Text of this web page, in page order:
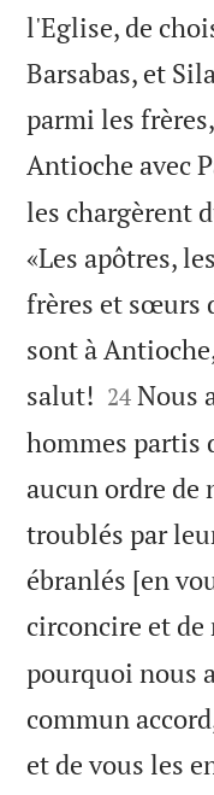
l'Eglise, de
Barsabas, et
parmi les
Antioche avec
les chargèrent
«Les apôtres,
frères et sœurs
sont à
salut! 

24 Nous
hommes partis
aucun ordre de
troublés par
ébranlés [en
circoncire et
pourquoi nous
commun
et de vous les